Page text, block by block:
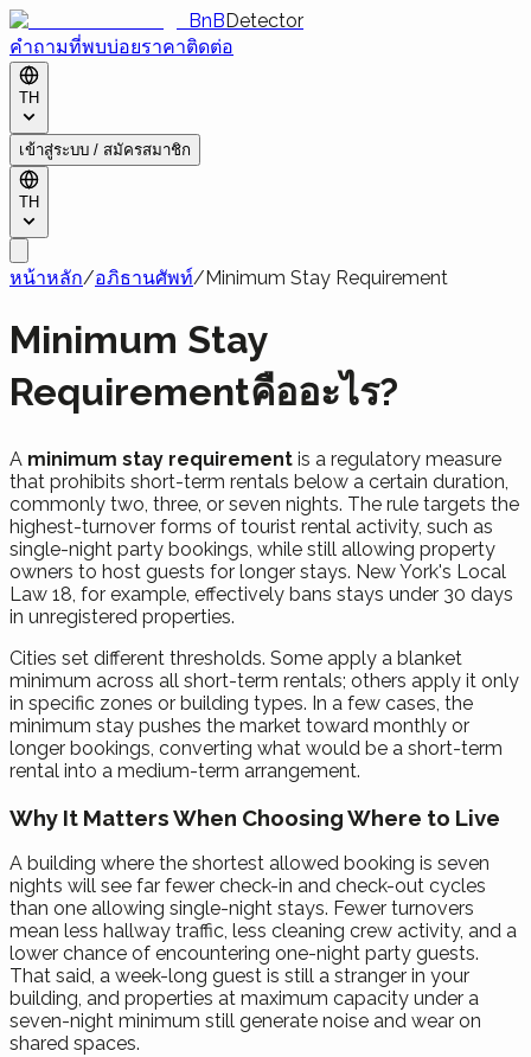
BnBDetector
คำถามที่พบบ่อยราคาติดต่อ
TH
เข้าสู่ระบบ / สมัครสมาชิก
TH
หน้าหลัก/อภิธานศัพท์/Minimum Stay Requirement
Minimum Stay
Requirementคืออะไร?
A minimum stay requirement is a regulatory measure
that prohibits short-term rentals below a certain duration,
commonly two, three, or seven nights. The rule targets the
highest-turnover forms of tourist rental activity, such as
single-night party bookings, while still allowing property
owners to host guests for longer stays. New York's Local
Law 18, for example, effectively bans stays under 30 days
in unregistered properties.
Cities set different thresholds. Some apply a blanket
minimum across all short-term rentals; others apply it only
in specific zones or building types. In a few cases, the
minimum stay pushes the market toward monthly or
longer bookings, converting what would be a short-term
rental into a medium-term arrangement.
Why It Matters When Choosing Where to Live
A building where the shortest allowed booking is seven
nights will see far fewer check-in and check-out cycles
than one allowing single-night stays. Fewer turnovers
mean less hallway traffic, less cleaning crew activity, and a
lower chance of encountering one-night party guests.
That said, a week-long guest is still a stranger in your
building, and properties at maximum capacity under a
seven-night minimum still generate noise and wear on
shared spaces.